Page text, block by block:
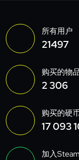
所有用户
21497
购买的物
2 306
购买的硬
17 093
加入